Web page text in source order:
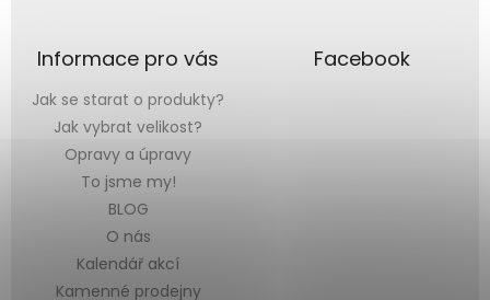
Informace pro vás
Jak se starat o produkty?
Jak vybrat velikost?
Opravy a úpravy
To jsme my!
BLOG
O nás
Kalendář akcí
Kamenné prodejny
Facebook